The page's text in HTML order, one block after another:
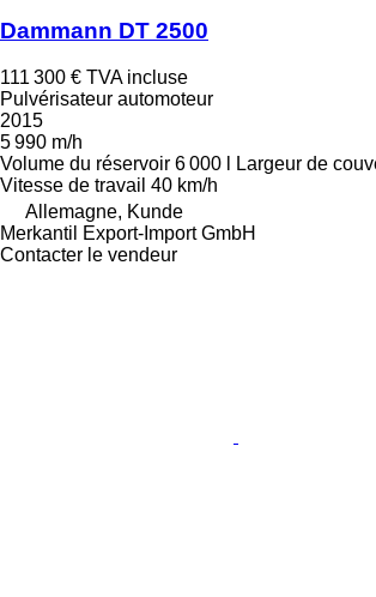
Dammann DT 2500
111 300 € TVA incluse
Pulvérisateur automoteur
2015
5 990 m/h
Volume du réservoir 6 000 l Largeur de
Vitesse de travail 40 km/h
Allemagne, Kunde
Merkantil Export-Import GmbH
Contacter le vendeur